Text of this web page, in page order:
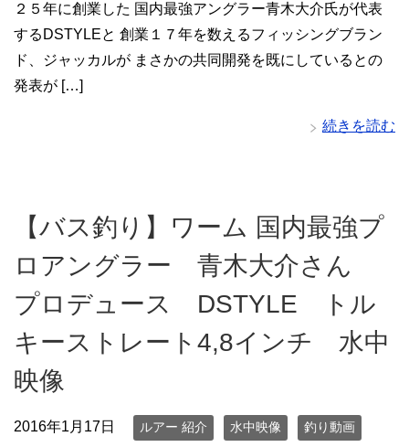
２５年に創業した 国内最強アングラー青木大介氏が代表
するDSTYLEと 創業１７年を数えるフィッシングブラン
ド、ジャッカルが まさかの共同開発を既にしているとの
発表が […]
続きを読む
【バス釣り】ワーム 国内最強プ
ロアングラー 青木大介さん
プロデュース DSTYLE トル
キーストレート4,8インチ 水中
映像
2016年1月17日 ルアー 紹介 水中映像 釣り動画